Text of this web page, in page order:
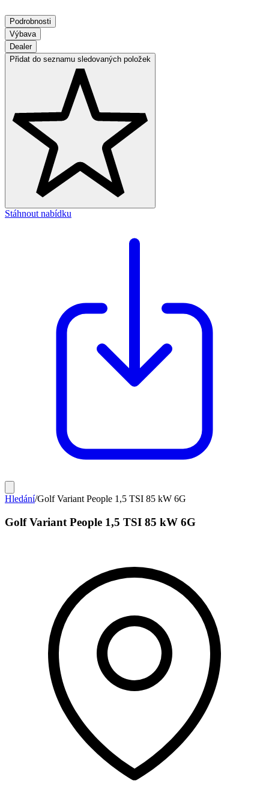
Podrobnosti
Výbava
Dealer
Přidat do seznamu sledovaných položek
Stáhnout nabídku
Hledání/Golf Variant People 1,5 TSI 85 kW 6G
Golf Variant People 1,5 TSI 85 kW 6G